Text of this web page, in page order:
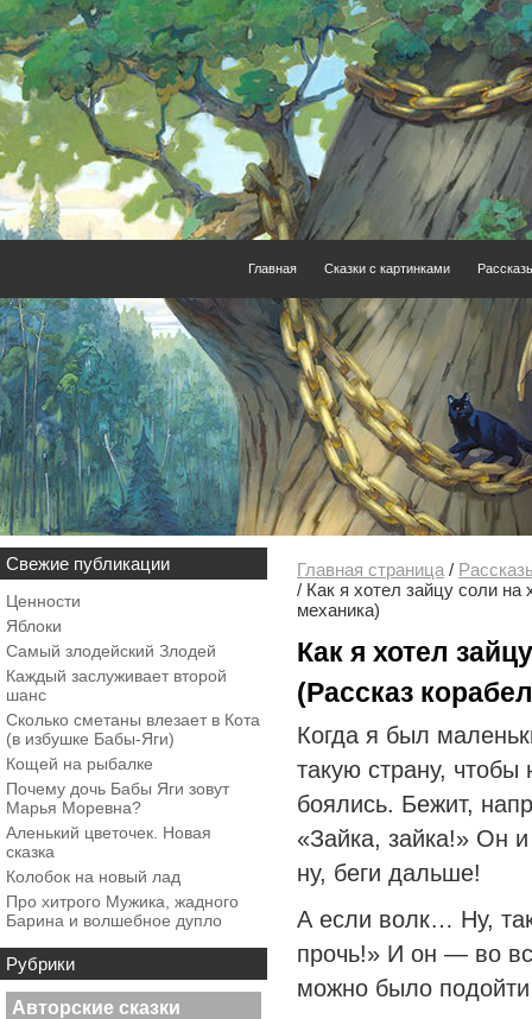
Главная Сказки с картинками
Свежие публикации
Ценности
Яблоки
Самый злодейский Злодей
Каждый заслуживает второй
шанс
Сколько сметаны влезает в Кота
(в избушке Бабы-Яги)
Кощей на рыбалке
Почему дочь Бабы Яги зовут
Марья Моревна?
Аленький цветочек. Новая
сказка
Колобок на новый лад
Про хитрого Мужика, жадного
Барина и волшебное дупло
Рубрики
Авторские сказки
Главная страница /
/ Как я хотел зайцу соли на
механика)
Как я хотел
(Рассказ
Когда я был
такую страну,
боялись. Бежит,
«Зайка, зайка!» Он
ну, беги дальше!
А если волк… Ну,
прочь!» И он — во
можно было подойти